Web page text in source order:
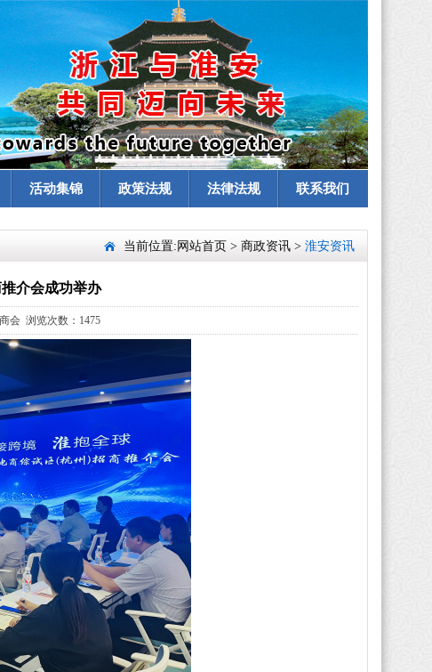
活动集锦 政策法规 法律法规 联系我们
当前位置: 网站首页 > 商政资讯 > 淮安资讯
介会成功举办
会 浏览次数：1475